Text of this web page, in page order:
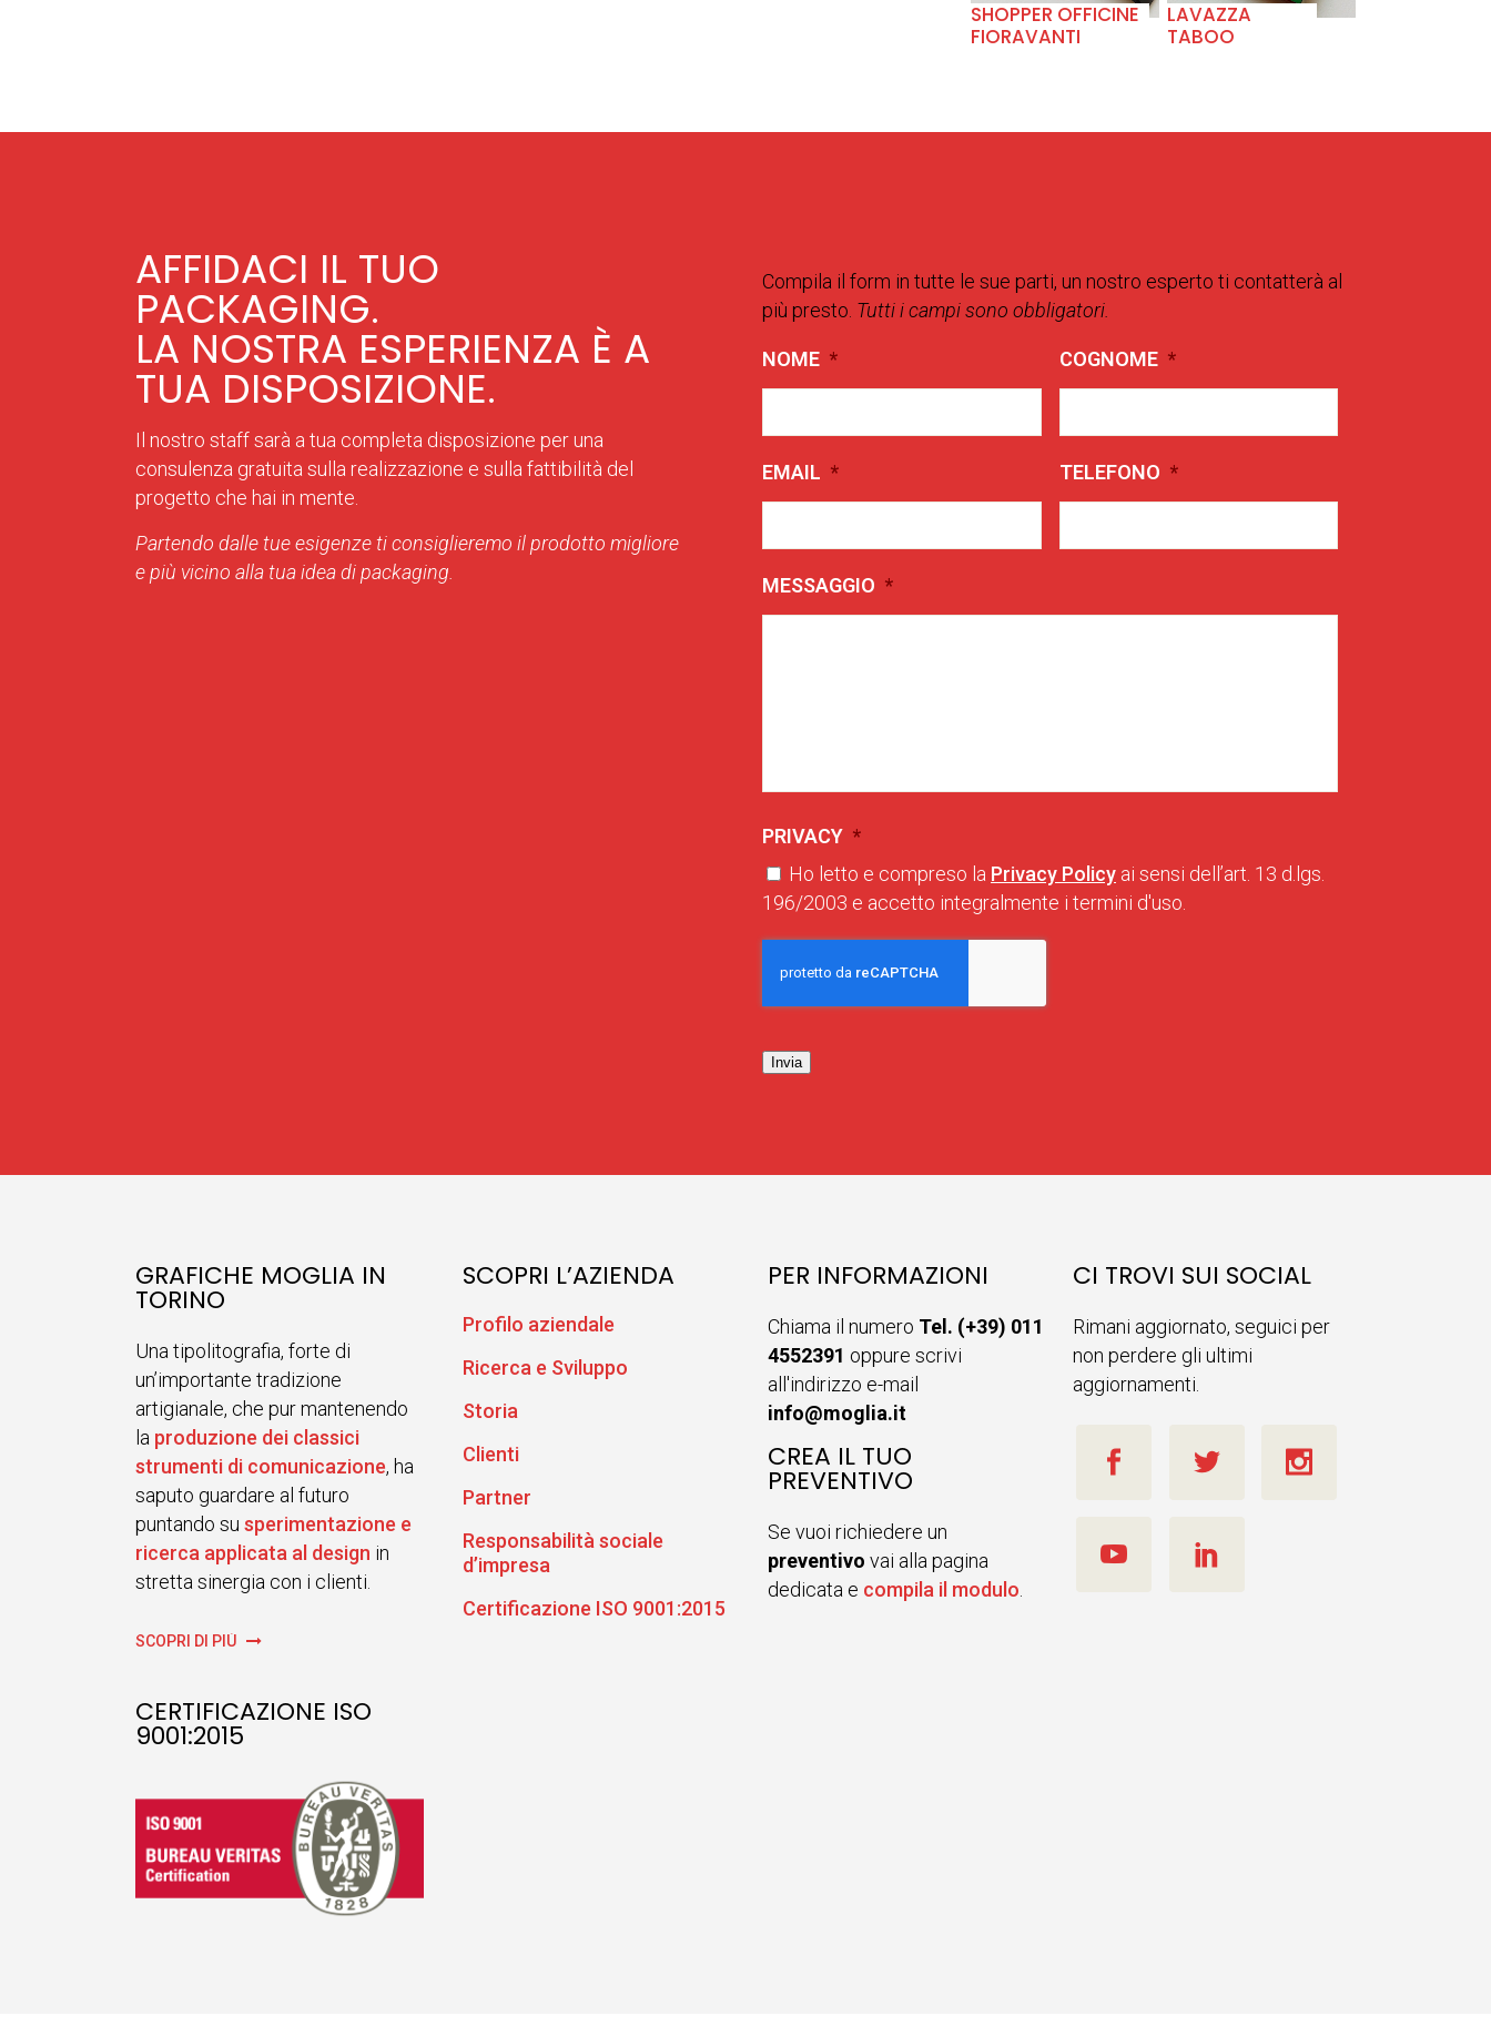
SHOPPER OFFICINE
FIORAVANTI
LAVAZZA
TABOO
AFFIDACI IL TUO
PACKAGING.
LA NOSTRA ESPERIENZA È A
TUA DISPOSIZIONE.
Il nostro staff sarà a tua completa disposizione per una
consulenza gratuita sulla realizzazione e sulla fattibilità del
progetto che hai in mente.
Partendo dalle tue esigenze ti consiglieremo il prodotto migliore
e più vicino alla tua idea di packaging.
Compila il form in tutte le sue parti, un nostro esperto ti contatterà al
più presto. Tutti i campi sono obbligatori.
NOME * COGNOME *
EMAIL * TELEFONO *
MESSAGGIO *
PRIVACY *
Ho letto e compreso la Privacy Policy ai sensi dell’art. 13 d.lgs.
196/2003 e accetto integralmente i termini d'uso.
Invia
GRAFICHE MOGLIA IN
TORINO
Una tipolitografia, forte di
un’importante tradizione
artigianale, che pur mantenendo
la produzione dei classici
strumenti di comunicazione, ha
saputo guardare al futuro
puntando su sperimentazione e
ricerca applicata al design in
stretta sinergia con i clienti.
SCOPRI DI PIÙ
CERTIFICAZIONE ISO
9001:2015
SCOPRI L’AZIENDA
Profilo aziendale
Ricerca e Sviluppo
Storia
Clienti
Partner
Responsabilità sociale
d’impresa
Certificazione ISO 9001:2015
PER INFORMAZIONI
Chiama il numero Tel. (+39) 011
4552391 oppure scrivi
all'indirizzo e-mail
info@moglia.it
CREA IL TUO
PREVENTIVO
Se vuoi richiedere un
preventivo vai alla pagina
dedicata e compila il modulo
CI TROVI SUI SOCIAL
Rimani aggiornato, seguici per
non perdere gli ultimi
aggiornamenti.